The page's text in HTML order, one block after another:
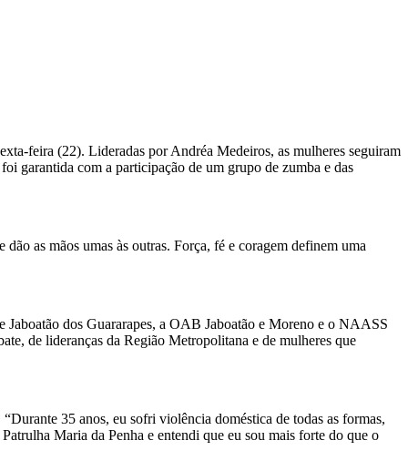
feira (22). Lideradas por Andréa Medeiros, as mulheres seguiram
garantida com a participação de um grupo de zumba e das
as mãos umas às outras. Força, fé e coragem definem uma
dos Guararapes, a OAB Jaboatão e Moreno e o NAASS
de lideranças da Região Metropolitana e de mulheres que
35 anos, eu sofri violência doméstica de todas as formas,
Maria da Penha e entendi que eu sou mais forte do que o